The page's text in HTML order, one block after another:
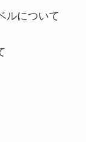
ルについて